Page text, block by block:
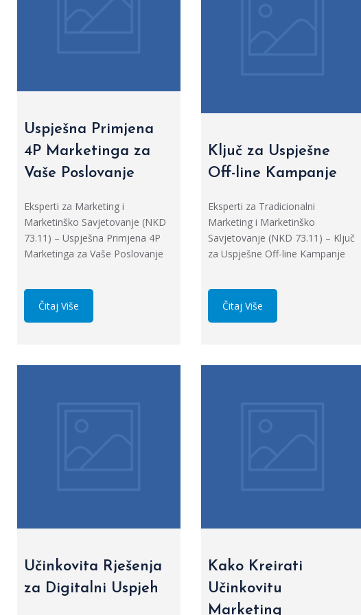
Uspješna Primjena
4P Marketinga za
Vaše Poslovanje
Eksperti za Marketing i
Marketinško Savjetovanje (NKD
73.11) – Uspješna Primjena 4P
Marketinga za Vaše Poslovanje
Čitaj Više
Ključ za Uspješne
Off-line Kampanje
Eksperti za Tradicionalni
Marketing i Marketinško
Savjetovanje (NKD 73.11) – Ključ
za Uspješne Off-line Kampanje
Čitaj Više
Učinkovita Rješenja
za Digitalni Uspjeh
Kako Kreirati
Učinkovitu
Marketing